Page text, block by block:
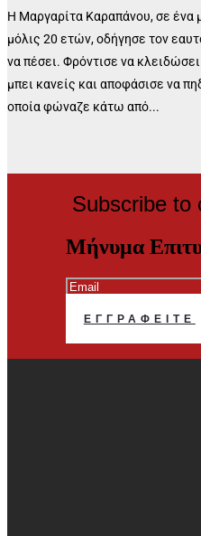
Η Μαργαρίτα Καραπάνου, σε ένα
μόλις 20 ετών, οδήγησε τον
να πέσει. Φρόντισε να κλειδώσει
μπει κανείς και αποφάσισε να
οποία φώναζε κάτω από...
Subscribe to
Μήνυμα
ΕΓΓΡΑΦΕΊΤΕ